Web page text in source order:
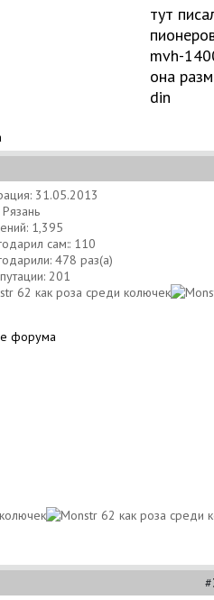
тут
mvh-
она
din
31.05.2013
1,395
сам:: 110
478 раз(а)
201
#